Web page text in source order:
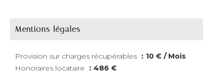
Mentions légales
Provision sur charges récupérables
10 € / Mois
Honoraires locataire
486 €